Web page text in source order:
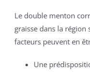
Le double menton
graisse dans la
facteurs peuvent en
Une